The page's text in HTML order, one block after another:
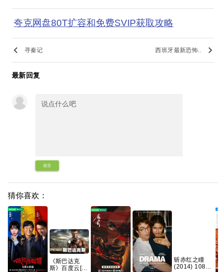
夸克网盘80T扩容和免费SVIP获取攻略
keyboard_arrow_left 寻秦记 西班牙最新恐怖.. keyboard_arrow_right
最新回复
提交
猜你喜欢：
《斯巴达克
斯》百度云[百
斩赤红之瞳
(2014) 1080p